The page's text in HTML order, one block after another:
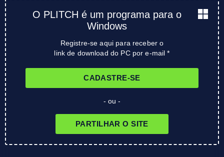
O PLITCH é um programa para o
Windows
Registre-se aqui para receber o
link de download do PC por e-mail *
CADASTRE-SE
- ou -
PARTILHAR O SITE